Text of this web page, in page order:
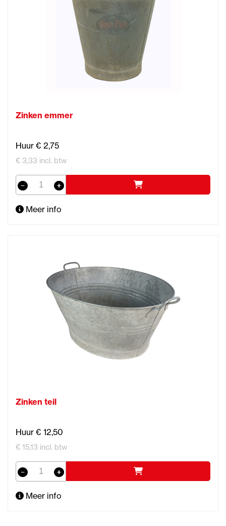
Zinken emmer
Huur € 2,75
€ 3,33 incl. btw
Meer info
Zinken teil
Huur € 12,50
€ 15,13 incl. btw
Meer info